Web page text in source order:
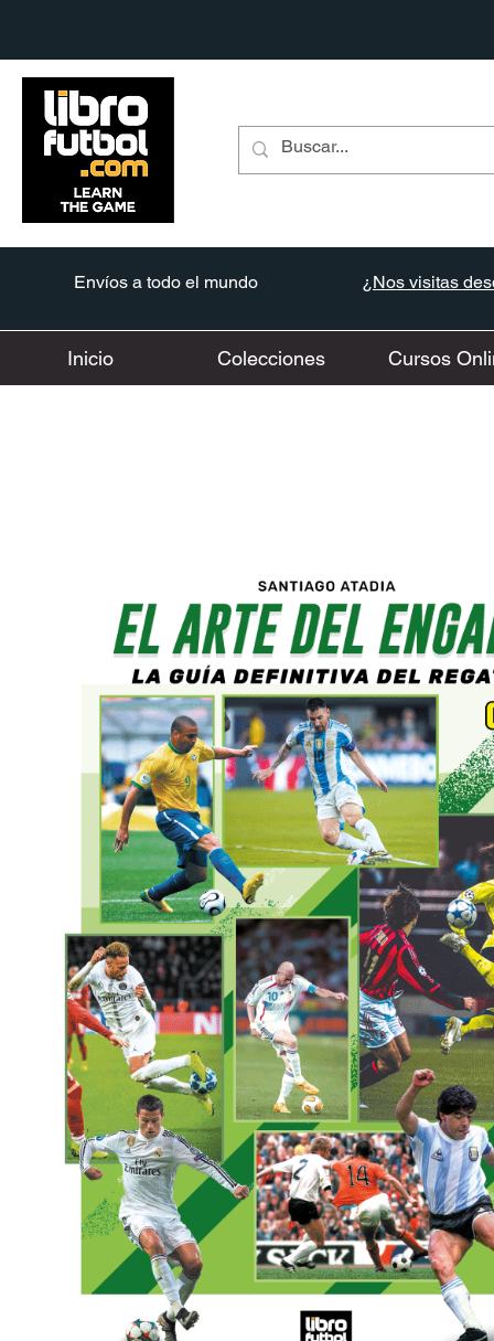
Envíos a todo el mundo ¿Nos visitas
Inicio Colecciones Cursos